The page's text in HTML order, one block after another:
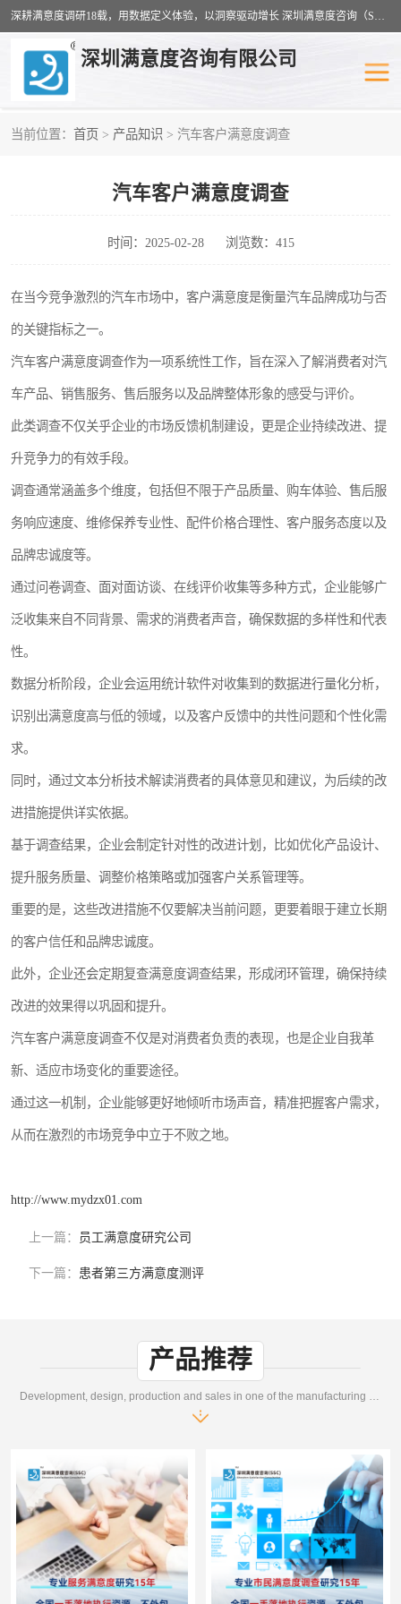
深耕满意度调研18载，用数据定义体验，以洞察驱动增长 深圳满意度咨询（SSC）：十八年专注，丈量每一份体验。
深圳满意度咨询有限公司
当前位置： 首页 > 产品知识 > 汽车客户满意度调查
汽车客户满意度调查
时间：2025-02-28 浏览数：415
在当今竞争激烈的汽车市场中，客户满意度是衡量汽车品牌成功与否
的关键指标之一。
汽车客户满意度调查作为一项系统性工作，旨在深入了解消费者对汽
车产品、销售服务、售后服务以及品牌整体形象的感受与评价。
此类调查不仅关乎企业的市场反馈机制建设，更是企业持续改进、提
升竞争力的有效手段。
调查通常涵盖多个维度，包括但不限于产品质量、购车体验、售后服
务响应速度、维修保养专业性、配件价格合理性、客户服务态度以及
品牌忠诚度等。
通过问卷调查、面对面访谈、在线评价收集等多种方式，企业能够广
泛收集来自不同背景、需求的消费者声音，确保数据的多样性和代表
性。
数据分析阶段，企业会运用统计软件对收集到的数据进行量化分析，
识别出满意度高与低的领域，以及客户反馈中的共性问题和个性化需
求。
同时，通过文本分析技术解读消费者的具体意见和建议，为后续的改
进措施提供详实依据。
基于调查结果，企业会制定针对性的改进计划，比如优化产品设计、
提升服务质量、调整价格策略或加强客户关系管理等。
重要的是，这些改进措施不仅要解决当前问题，更要着眼于建立长期
的客户信任和品牌忠诚度。
此外，企业还会定期复查满意度调查结果，形成闭环管理，确保持续
改进的效果得以巩固和提升。
汽车客户满意度调查不仅是对消费者负责的表现，也是企业自我革
新、适应市场变化的重要途径。
通过这一机制，企业能够更好地倾听市场声音，精准把握客户需求，
从而在激烈的市场竞争中立于不败之地。
http://www.mydzx01.com
上一篇： 员工满意度研究公司
下一篇： 患者第三方满意度测评
产品推荐
Development, design, production and sales in one of the manufacturing enterprises
客户满意度调查 医疗服务业满意度
公共事务满意度调查 餐饮业满意度调查
营商环境满意度 员工满意度
服务满意度调查